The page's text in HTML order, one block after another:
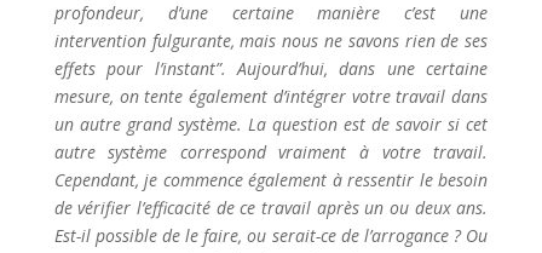
profondeur, d’une certaine manière c’est une
intervention fulgurante, mais nous ne savons rien de ses
effets pour l’instant”. Aujourd’hui, dans une certaine
mesure, on tente également d’intégrer votre travail dans
un autre grand système. La question est de savoir si cet
autre système correspond vraiment à votre travail.
Cependant, je commence également à ressentir le besoin
de vérifier l’efficacité de ce travail après un ou deux ans.
Est-il possible de le faire, ou serait-ce de l’arrogance ? Ou